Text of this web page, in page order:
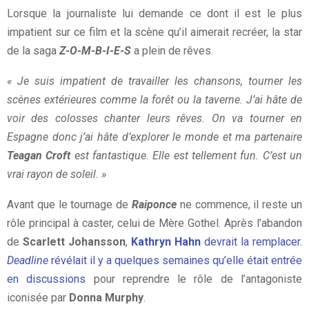
Lorsque la journaliste lui demande ce dont il est le plus
impatient sur ce film et la scène qu’il aimerait recréer, la star
de la saga Z-O-M-B-I-E-S a plein de rêves.
« Je suis impatient de travailler les chansons, tourner les
scènes extérieures comme la forêt ou la taverne. J’ai hâte de
voir des colosses chanter leurs rêves. On va tourner en
Espagne donc j’ai hâte d’explorer le monde et ma partenaire
Teagan Croftest fantastique. Elle est tellement fun. C’est un
vrai rayon de soleil. »
Avant que le tournage de Raiponce ne commence, il reste un
rôle principal à caster, celui de Mère Gothel. Après l’abandon
de Scarlett Johansson, Kathryn Hahn devrait la remplacer.
Deadline révélait il y a quelques semaines qu’elle était entrée
en discussions pour reprendre le rôle de l’antagoniste
iconisée par Donna Murphy